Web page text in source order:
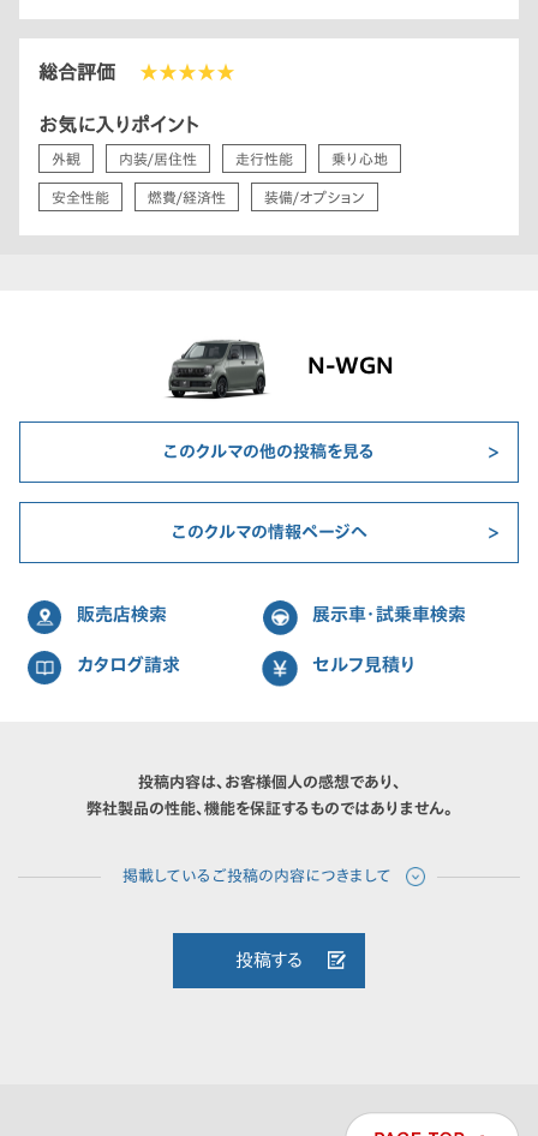
総合評価 ★★★★★
お気に入りポイント
外観 内装/居住性 走行性能 乗り心地
安全性能 燃費/経済性 装備/オプション
N-WGN
このクルマの他の投稿を見る
このクルマの情報ページへ
販売店検索 展示車・試乗車検索
カタログ請求 セルフ見積り
投稿内容は、お客様個人の感想であり、
弊社製品の性能、機能を保証するものではありません。
投稿する